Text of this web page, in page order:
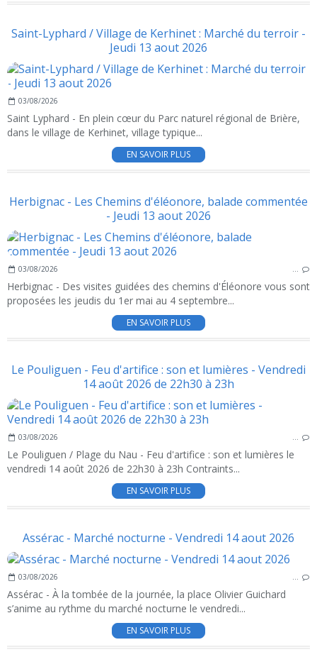
Saint-Lyphard / Village de Kerhinet : Marché du terroir -
Jeudi 13 aout 2026
03/08/2026
Saint Lyphard - En plein cœur du Parc naturel régional de Brière,
dans le village de Kerhinet, village typique...
EN SAVOIR PLUS
Herbignac - Les Chemins d'éléonore, balade commentée
- Jeudi 13 aout 2026
03/08/2026 …
Herbignac - Des visites guidées des chemins d'Éléonore vous sont
proposées les jeudis du 1er mai au 4 septembre...
EN SAVOIR PLUS
Le Pouliguen - Feu d'artifice : son et lumières - Vendredi
14 août 2026 de 22h30 à 23h
03/08/2026 …
Le Pouliguen / Plage du Nau - Feu d'artifice : son et lumières le
vendredi 14 août 2026 de 22h30 à 23h Contraints...
EN SAVOIR PLUS
Assérac - Marché nocturne - Vendredi 14 aout 2026
03/08/2026 …
Assérac - À la tombée de la journée, la place Olivier Guichard
s’anime au rythme du marché nocturne le vendredi...
EN SAVOIR PLUS